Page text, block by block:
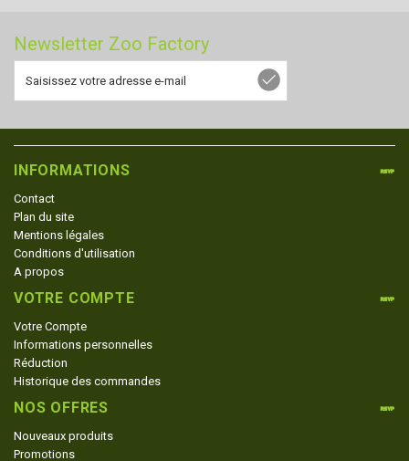
Newsletter Zoo Factory
INFORMATIONS
Contact
Plan du site
Mentions légales
Conditions d'utilisation
A propos
VOTRE COMPTE
Votre Compte
Informations personnelles
Réduction
Historique des commandes
NOS OFFRES
Nouveaux produits
Promotions